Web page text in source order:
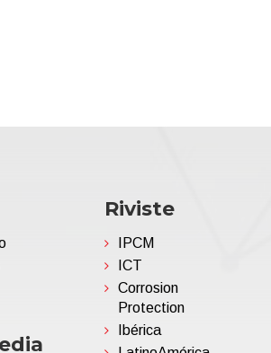
Riviste
IPCM
ICT
Corrosion
Protection
Ibérica